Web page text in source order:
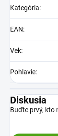
Kategória:
EAN:
Vek:
Pohlavie:
Diskusia
Buďte prvý, kto